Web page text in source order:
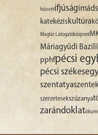
húsvétifjúság
katekéziskultúra
Magtár Látogatóközpont
Máriagyűdi
pphfpécsi
pécsi
szentatyaszentek
szerzetesekszűzanya
zarándoklat